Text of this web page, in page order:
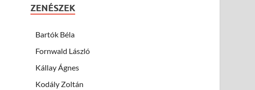
ZENÉSZEK
Bartók Béla
Fornwald László
Kállay Ágnes
Kodály Zoltán